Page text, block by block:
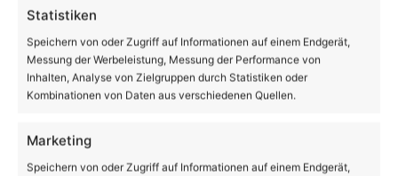
Statistiken
Speichern von oder Zugriff auf Informationen auf einem Endgerät,
Messung der Werbeleistung, Messung der Performance von
Inhalten, Analyse von Zielgruppen durch Statistiken oder
Kombinationen von Daten aus verschiedenen Quellen.
Marketing
Speichern von oder Zugriff auf Informationen auf einem Endgerät,